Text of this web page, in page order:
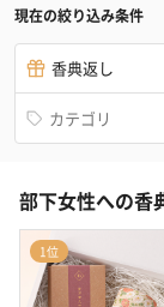
現在の絞り込み条件
香典返し
カテゴリ
部下女性への香
1位